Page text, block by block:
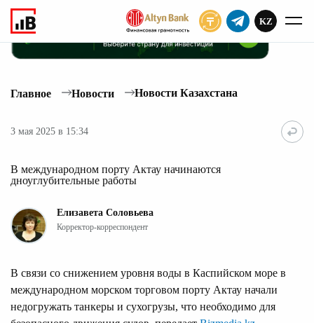
KZ
Главное Новости Новости Казахстана
3 мая 2025 в 15:34
В международном порту Актау начинаются
дноуглубительные работы
Елизавета Соловьева
Корректор-корреспондент
В связи со снижением уровня воды в Каспийском море в
международном морском торговом порту Актау начали
недогружать танкеры и сухогрузы, что необходимо для